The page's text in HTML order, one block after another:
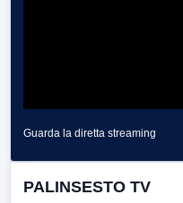
Guarda la diretta streaming
PALINSESTO TV